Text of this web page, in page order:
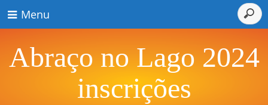
Menu
Abraço no Lago 2024
inscrições